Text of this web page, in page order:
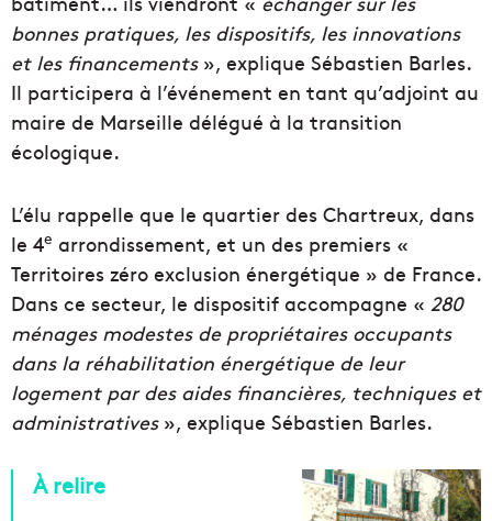
bonnes pratiques, les dispositifs, les innovations
et les financements», explique Sébastien Barles.
Il participera à l’événement en tant qu’adjoint au
maire de Marseille délégué à la transition
écologique.
L’élu rappelle que le quartier des Chartreux, dans
le 4e arrondissement, et un des premiers «
Territoires zéro exclusion énergétique » de France.
Dans ce secteur, le dispositif accompagne « 280
ménages modestes de propriétaires occupants
dans la réhabilitation énergétique de leur
logement par des aides financières, techniques et
administratives», explique Sébastien Barles.
À relire